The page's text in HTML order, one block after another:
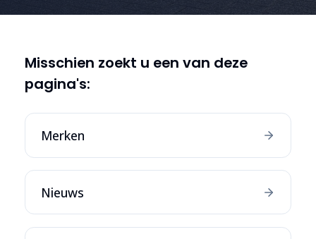
Misschien zoekt u een van deze
pagina's:
Merken
Nieuws